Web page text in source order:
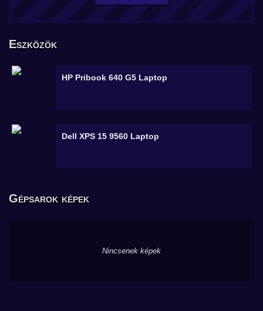
Eszközök
HP Pribook 640 G5 Laptop
Dell XPS 15 9560 Laptop
Gépsarok képek
Nincsenek képek